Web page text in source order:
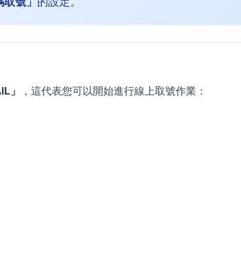
」 ，這代表您可以開始進行線上取號作業：